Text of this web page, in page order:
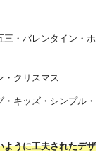
三・バレンタイン・ホ
・クリスマス
キッズ・シンプル・
ように工夫されたデザ